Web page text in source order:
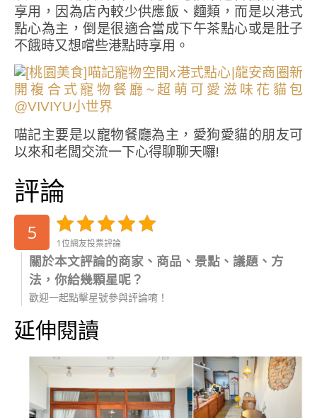
享用，因為店內較少供應飯、麵類，而是以港式
點心為主，倒是很適合當成下午茶點心或是肚子
不餓時又想嚐些港點時享用。
喵記主要是以寵物餐廳為主，愛狗愛貓的朋友可
以來和老闆交流一下心得聊聊天囉!
評論
5 1位網友投票評論
關於本文評論的商家、商品、景點、議題、方
法，你給幾顆星呢？
歡迎一起點擊星號參與評論唷！
延伸閱讀